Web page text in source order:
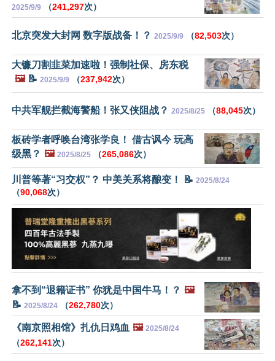
2025/9/9 （241,297次）
北京突发大封网 数字版战备！？ 2025/9/9 （82,503次）
大镰刀割韭菜加速啦！强制社保、房东税
🖼️📝 2025/9/9 （237,942次）
中共军舰拦截海警船！张又侠阻战？ 2025/8/25 （88,045次）
板砖学者呼唤台湾张学良！ 借古讽今 玩高
级黑？ 🖼️ 2025/8/25 （265,086次）
川普等著“习交权”？ 中美关系将酿变！ 📝 2025/8/24
（90,068次）
拿不到“退籍证书” 你犹是中国牛马！？ 🖼️
📝 2025/8/24 （262,780次）
《南京照相馆》扎仇日鸡血 🖼️ 2025/8/24
（262,141次）